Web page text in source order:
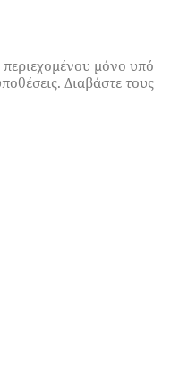
μόνο υπό
Διαβάστε τους